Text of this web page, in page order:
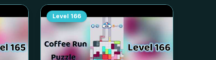
Level 166